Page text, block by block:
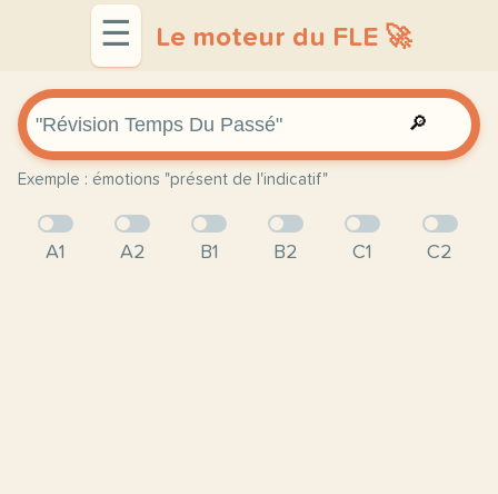
☰ Le moteur du FLE 🚀
🔎
Exemple : émotions "présent de l'indicatif"
A1 A2 B1 B2 C1 C2